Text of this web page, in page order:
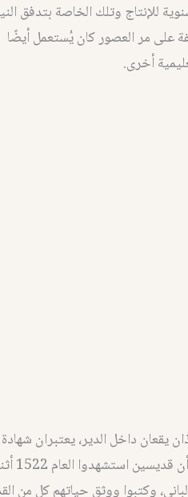
للإنتاج وتلك الخاصة بتدفق
على مر العصور كان يُستعمل أيضًا
أخرى.
يقعان داخل الدير، يعتبران
أخرى على وجود الدير لعدة قرون.
وكتبوا ووثق حياتهم كل من